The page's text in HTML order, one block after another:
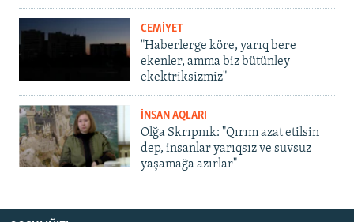
CEMİYET
"Haberlerge köre, yarıq bere
ekenler, amma biz bütünley
ekektriksizmiz"
İNSAN AQLARI
Olğa Skrıpnık: "Qırım azat etilsin
dep, insanlar yarıqsız ve suvsuz
yaşamağa azırlar"